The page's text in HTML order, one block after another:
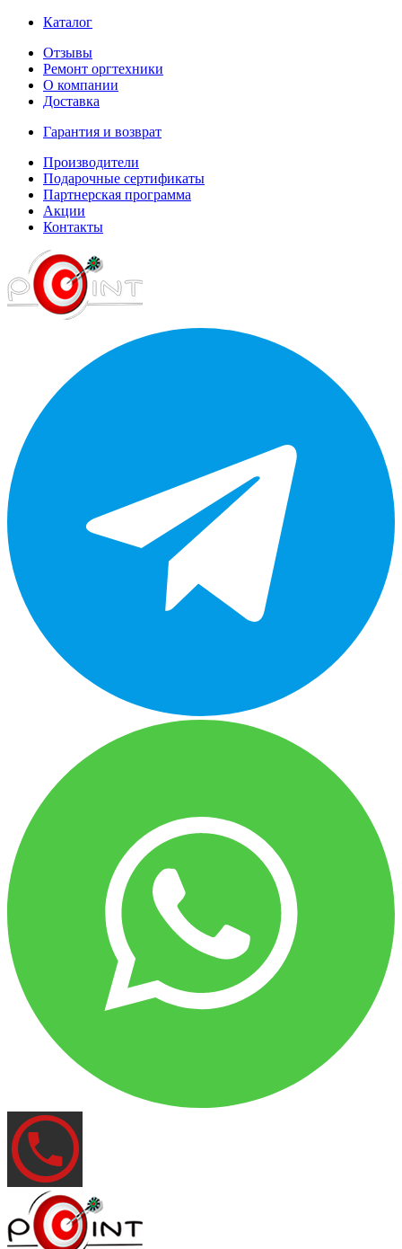
Каталог
Отзывы
Ремонт оргтехники
О компании
Доставка
Гарантия и возврат
Производители
Подарочные сертификаты
Партнерская программа
Акции
Контакты